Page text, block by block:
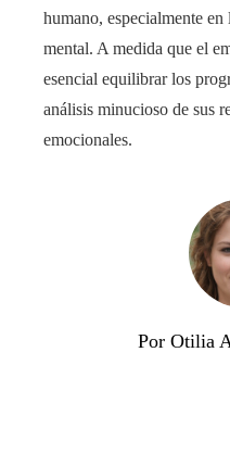
humano, especialmente en
mental. A medida que el
esencial equilibrar los
análisis minucioso de sus
emocionales.
Por Otilia